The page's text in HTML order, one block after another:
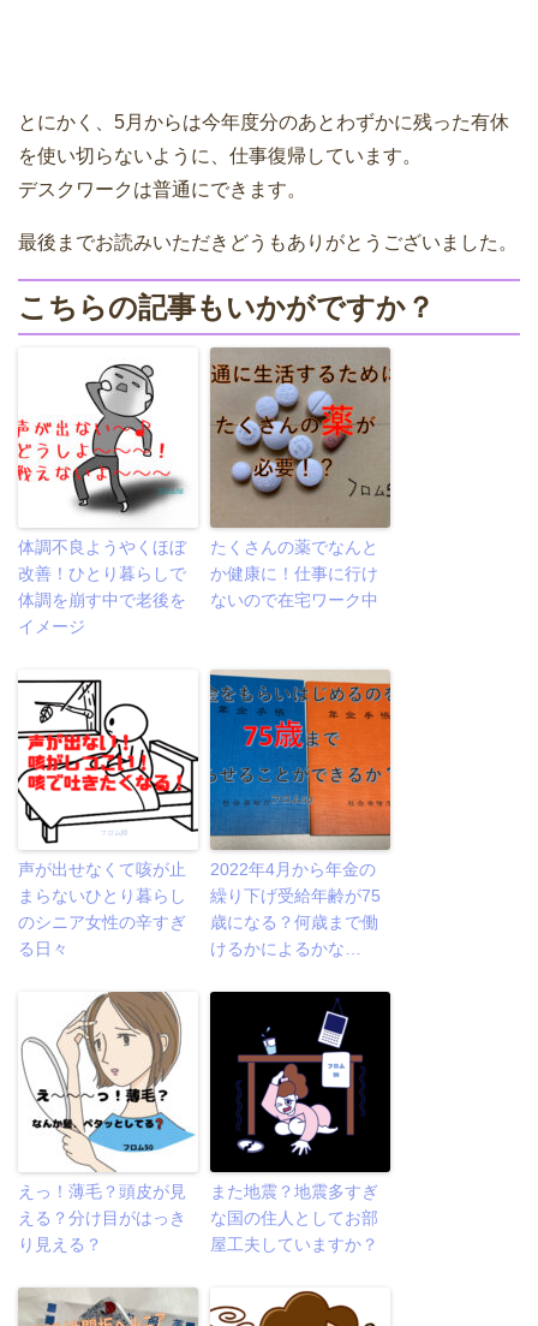
とにかく、5月からは今年度分のあとわずかに残った有休
を使い切らないように、仕事復帰しています。
デスクワークは普通にできます。
最後までお読みいただきどうもありがとうございました。
こちらの記事もいかがですか？
体調不良ようやくほぼ
改善！ひとり暮らしで
体調を崩す中で老後を
イメージ
たくさんの薬でなんと
か健康に！仕事に行け
ないので在宅ワーク中
声が出せなくて咳が止
まらないひとり暮らし
のシニア女性の辛すぎ
る日々
2022年4月から年金の
繰り下げ受給年齢が75
歳になる？何歳まで働
けるかによるかな…
えっ！薄毛？頭皮が見
える？分け目がはっき
り見える？
また地震？地震多すぎ
な国の住人としてお部
屋工夫していますか？